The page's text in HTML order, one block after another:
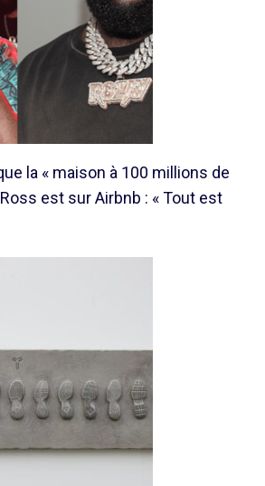
la « maison à 100 millions de
est sur Airbnb : « Tout est